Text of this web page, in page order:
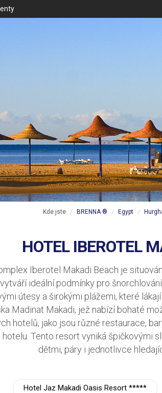
Kde jste BRENNA ® Egypt
HOTEL IBEROTEL
Iberotel Makadi Beach je
ideální podmínky pro
útesy a širokými plážemi, které
Madinat Makadi, jež nabízí bohaté
hotelů, jako jsou různé restaurace,
Tento resort vyniká špičkovými
dětmi, páry i jednotlivce
Hotel Jaz Makadi Oasis Resort *****